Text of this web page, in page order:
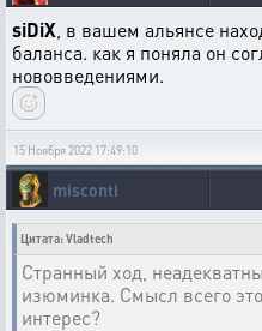
siDiX , в вашем альянсе
баланса. как я поняла он
нововведениями.
15 Ноября 2022 17:49:10
misconti
Цитата: Vladtech
Странный ход,
изюминка. Смысл всего
интерес?